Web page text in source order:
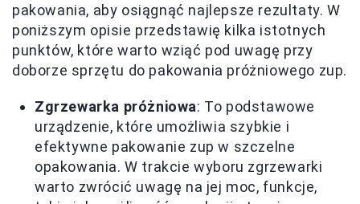
pakowania, aby osiągnąć najlepsze rezultaty. W
poniższym opisie przedstawię kilka istotnych
punktów, które warto wziąć pod uwagę przy
doborze sprzętu do pakowania próżniowego zup.
Zgrzewarka próżniowa: To podstawowe
urządzenie, które umożliwia szybkie i
efektywne pakowanie zup w szczelne
opakowania. W trakcie wyboru zgrzewarki
warto zwrócić uwagę na jej moc, funkcje,